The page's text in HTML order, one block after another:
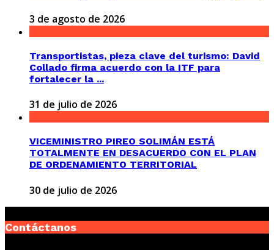
3 de agosto de 2026
Transportistas, pieza clave del turismo: David
Collado firma acuerdo con la ITF para
fortalecer la ...
31 de julio de 2026
VICEMINISTRO PIREO SOLIMÁN ESTÁ
TOTALMENTE EN DESACUERDO CON EL PLAN
DE ORDENAMIENTO TERRITORIAL
30 de julio de 2026
Contáctanos